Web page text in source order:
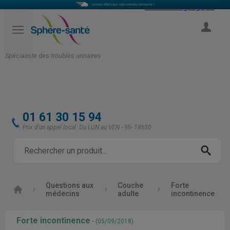
Spécialiste des troubles urinaires
Select Language
01 61 30 15 94
Prix d'un appel local. Du LUN au VEN - 9h- 18h30
Accueil
Questions aux
médecins
Couche
adulte
Forte
incontinence
Forte incontinence - (05/09/2018)